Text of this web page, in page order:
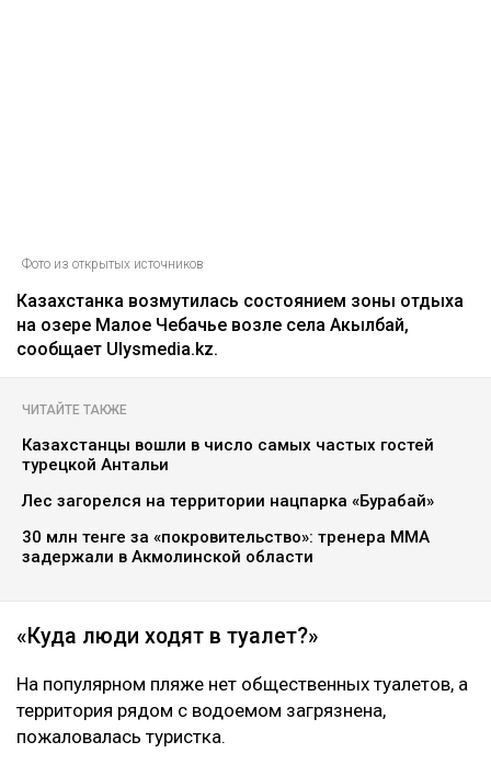
Фото из открытых источников
Казахстанка возмутилась состоянием зоны отдыха
на озере Малое Чебачье возле села Акылбай,
сообщает Ulysmedia.kz.
ЧИТАЙТЕ ТАКЖЕ
Казахстанцы вошли в число самых частых гостей
турецкой Антальи
Лес загорелся на территории нацпарка «Бурабай»
30 млн тенге за «покровительство»: тренера ММА
задержали в Акмолинской области
«Куда люди ходят в туалет?»
На популярном пляже нет общественных туалетов, а
территория рядом с водоемом загрязнена,
пожаловалась туристка.